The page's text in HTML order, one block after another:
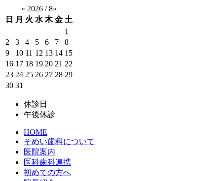
« 2026 / 8»
日
月 火 水 木 金 土
1
2
3 4 5 6 7
8
9
10 11 12 13 14 15
16 17 18 19 20 21 22
23 24 25 26 27 28 29
30 31
休診日
午後休診
HOME
そめい歯科について
医院案内
医科歯科連携
初めての方へ